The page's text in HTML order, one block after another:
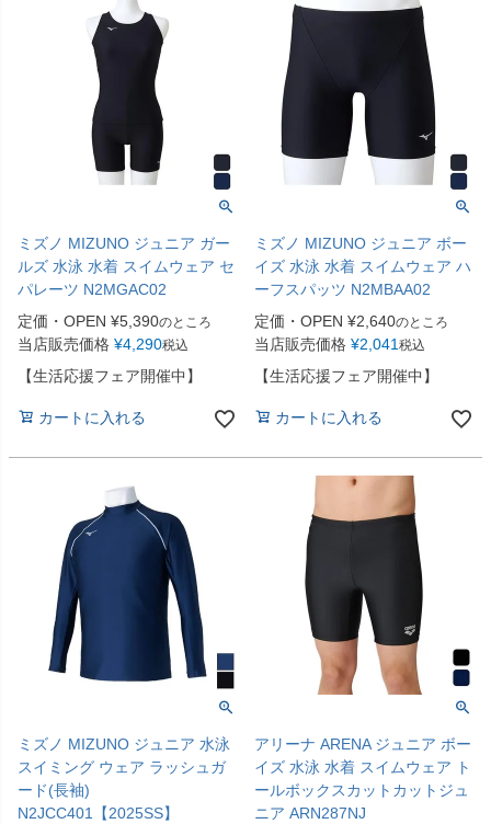
ミズノ MIZUNO ジュニア ガー
ルズ 水泳 水着 スイムウェア セ
パレーツ N2MGAC02
定価・OPEN ¥5,390のところ
当店販売価格 ¥4,290税込
【生活応援フェア開催中】
カートに入れる
ミズノ MIZUNO ジュニア ボー
イズ 水泳 水着 スイムウェア ハ
ーフスパッツ N2MBAA02
定価・OPEN ¥2,640のところ
当店販売価格 ¥2,041 税込
【生活応援フェア開催中】
カートに入れる
ミズノ MIZUNO ジュニア 水泳
スイミング ウェア ラッシュガ
ード(長袖)
N2JCC401【2025SS】
アリーナ ARENA ジュニア ボー
イズ 水泳 水着 スイムウェア ト
ールボックスカットカットジュ
ニア ARN287NJ